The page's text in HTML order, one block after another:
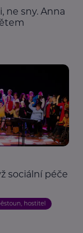
ne sny. Anna
sociální péče
hostitel